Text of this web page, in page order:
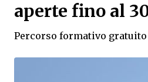
aperte fino al
Percorso formativo